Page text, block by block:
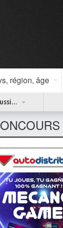
région, âge